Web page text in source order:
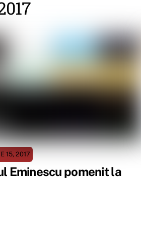
15, 2017
Eminescu pomenit la